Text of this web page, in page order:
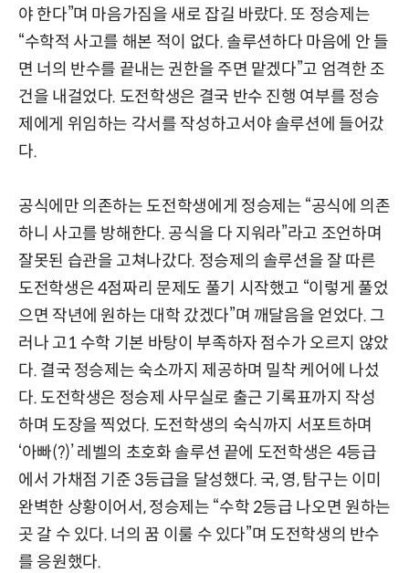
야 한다”며 마음가짐을 새로 잡길 바랐다. 또 정승제는
“수학적 사고를 해본 적이 없다. 솔루션하다 마음에 안 들
면 너의 반수를 끝내는 권한을 주면 맡겠다”고 엄격한 조
건을 내걸었다. 도전학생은 결국 반수 진행 여부를 정승
제에게 위임하는 각서를 작성하고서야 솔루션에 들어갔
다.
공식에만 의존하는 도전학생에게 정승제는 “공식에 의존
하니 사고를 방해한다. 공식을 다 지워라”라고 조언하며
잘못된 습관을 고쳐나갔다. 정승제의 솔루션을 잘 따른
도전학생은 4점짜리 문제도 풀기 시작했고 “이렇게 풀었
으면 작년에 원하는 대학 갔겠다”며 깨달음을 얻었다. 그
러나 고1 수학 기본 바탕이 부족하자 점수가 오르지 않았
다. 결국 정승제는 숙소까지 제공하며 밀착 케어에 나섰
다. 도전학생은 정승제 사무실로 출근 기록표까지 작성
하며 도장을 찍었다. 도전학생의 숙식까지 서포트하며
‘아빠(?)’ 레벨의 초호화 솔루션 끝에 도전학생은 4등급
에서 가채점 기준 3등급을 달성했다. 국, 영, 탐구는 이미
완벽한 상황이어서, 정승제는 “수학 2등급 나오면 원하는
곳 갈 수 있다. 너의 꿈 이룰 수 있다”며 도전학생의 반수
를 응원했다.